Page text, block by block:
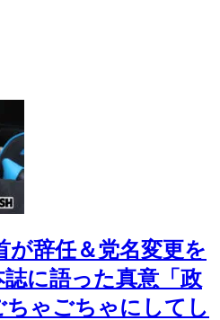
が辞任＆党名変更を
に語った真意「政
ちゃごちゃにしてし